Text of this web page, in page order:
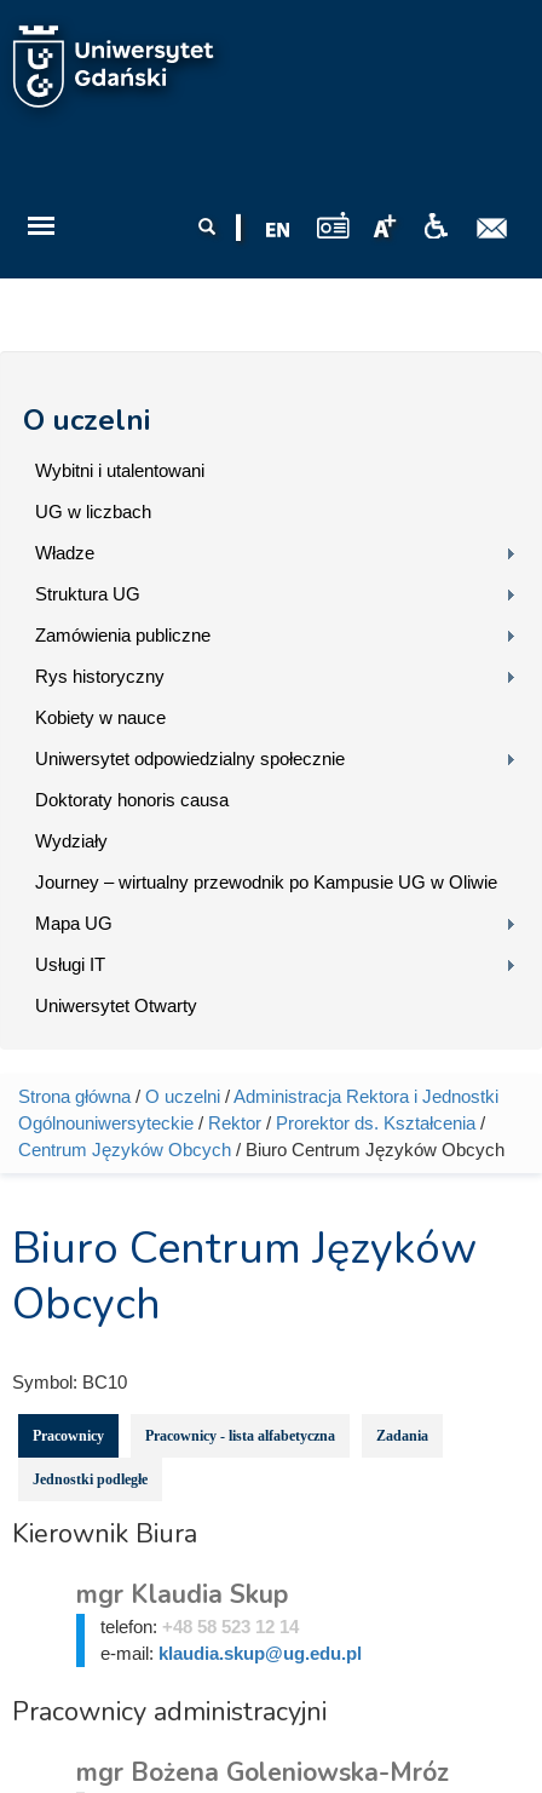
wyszukiwania
O uczelni
Wybitni i utalentowani
UG w liczbach
Władze
Struktura UG
Zamówienia publiczne
Rys historyczny
Kobiety w nauce
Uniwersytet odpowiedzialny społecznie
Doktoraty honoris causa
Wydziały
Journey – wirtualny przewodnik po Kampusie UG w Oliwie
Mapa UG
Usługi IT
Uniwersytet Otwarty
Jesteś tutaj
Strona główna / O uczelni /Administracja Rektora i Jednostki
Ogólnouniwersyteckie / Rektor / Prorektor ds. Kształcenia /
Centrum Języków Obcych / Biuro Centrum Języków Obcych
Biuro Centrum Języków
Obcych
Symbol: BC10
Pracownicy Pracownicy - lista alfabetyczna Zadania
Jednostki podległe
Kierownik Biura
mgr Klaudia Skup
telefon: +48 58 523 12 14
e-mail: klaudia.skup@ug.edu.pl
Pracownicy administracyjni
mgr Bożena Goleniowska-Mróz